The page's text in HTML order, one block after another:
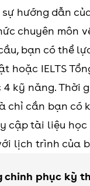
hướng dẫn
chuyên môn
bạn có thể
hoặc IELTS
4 kỹ năng. Thời
chỉ cần bạn có
cập tài liệu
lịch trình của
chinh phục kỳ